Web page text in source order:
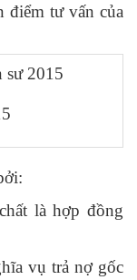
điểm tư vấn của
sư 2015
là hợp đồng
vụ trả nợ gốc